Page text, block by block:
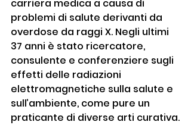
carriera medica a causa di
problemi di salute derivanti da
overdose da raggi X. Negli ultimi
37 anni è stato ricercatore,
consulente e conferenziere sugli
effetti delle radiazioni
elettromagnetiche sulla salute e
sull’ambiente, come pure un
praticante di diverse arti curativa.